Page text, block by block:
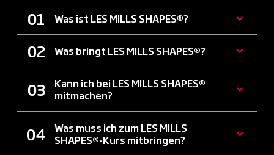
Was ist LES MILLS SHAPES®?
Was bringt LES MILLS SHAPES®?
Kann ich bei LES MILLS SHAPES®
mitmachen?
Was muss ich zum LES MILLS
SHAPES®-Kurs mitbringen?